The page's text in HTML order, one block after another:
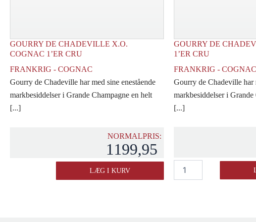
GOURRY DE CHADEVILLE X.O.
COGNAC 1’ER CRU
FRANKRIG - COGNAC
Gourry de Chadeville har med sine enestående
markbesiddelser i Grande Champagne en helt
[...]
NORMALPRIS:
1199,95
LÆG I KURV
GOURRY DE
1’ER CRU
FRANKRIG - COGNAC
Gourry de Chadeville har
markbesiddelser i
[...]